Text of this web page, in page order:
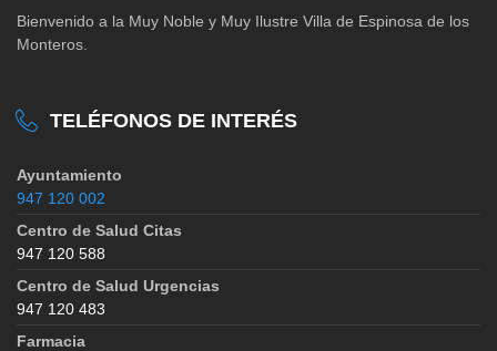
Bienvenido a la Muy Noble y Muy Ilustre Villa de Espinosa de los
Monteros.
TELÉFONOS DE INTERÉS
Ayuntamiento
947 120 002
Centro de Salud Citas
947 120 588
Centro de Salud Urgencias
947 120 483
Farmacia